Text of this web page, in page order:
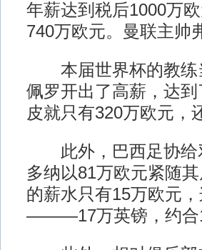
年薪达到税后1000万
740万欧元。曼联主帅
本届世界杯的教练
佩罗开出了高薪，达
皮就只有320万欧元，
此外，巴西足协给
多纳以81万欧元紧随
的薪水只有15万欧元
———17万英镑，约合